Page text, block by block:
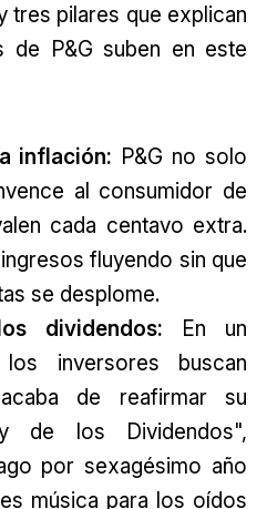
tres pilares que explican
de P&G suben en este
inflación: P&G no solo
al consumidor de
cada centavo extra.
fluyendo sin que
se desplome.
dividendos: En un
inversores buscan
de reafirmar su
de los Dividendos",
por sexagésimo año
música para los oídos